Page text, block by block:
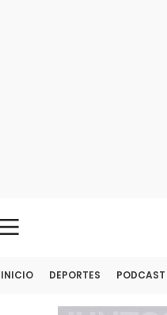
INICIO DEPORTES PODCAST